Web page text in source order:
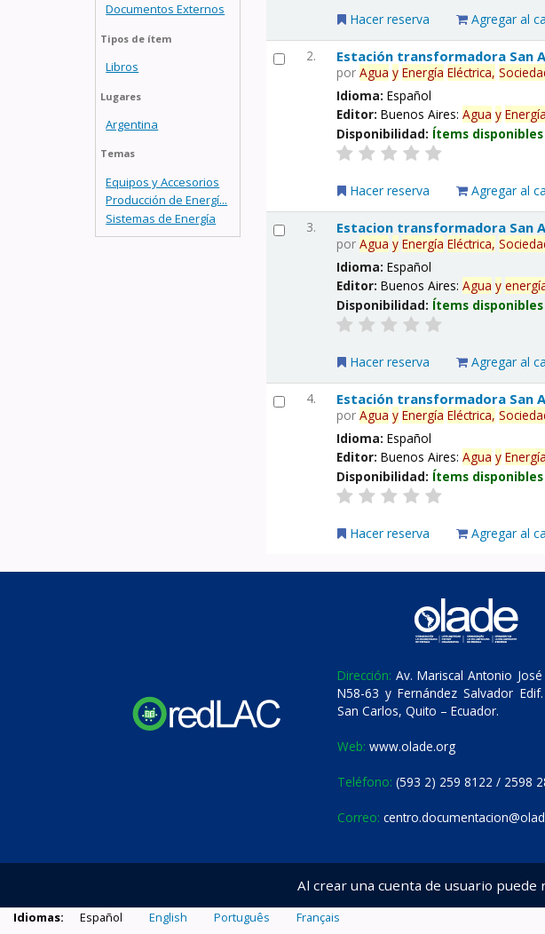
Documentos Externos
Tipos de ítem
Libros
Lugares
Argentina
Temas
Equipos y Accesorios
Producción de Energí...
Sistemas de Energía
Hacer reserva Agregar al
2. Estación transformadora San
porAgua y Energía Eléctrica,
Idioma:Español
Editor:Buenos Aires:Agua y Energía
Disponibilidad: Ítems
Hacer reserva Agregar al
3. Estacion transformadora San
porAgua y Energía Eléctrica,
Idioma:Español
Editor:Buenos Aires:Agua y
Disponibilidad: Ítems
Hacer reserva Agregar al
4. Estación transformadora San
porAgua y Energía Eléctrica,
Idioma:Español
Editor:Buenos Aires:Agua y Energía
Disponibilidad: Ítems
Hacer reserva Agregar al
Dirección: Av. Mariscal Antonio
N58-63 y Fernández Salvador
San Carlos, Quito – Ecuador.
Web: www.olade.org
Teléfono: (593 2) 259 8122 / 2598
Correo:
Al crear una cuenta de usuario
Idiomas: Español English Português Français